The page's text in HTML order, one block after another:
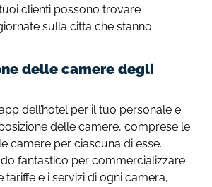
clienti possono trovare
sulla città che stanno
delle camere degli
dell’hotel per il tuo personale e
delle camere, comprese le
camere per ciascuna di esse.
fantastico per commercializzare
tariffe e i servizi di ogni camera,